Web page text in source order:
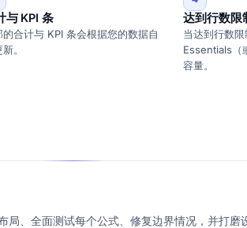
与 KPI 条
的合计与 KPI 条会根据您的数据自
。
达到行数限
当达到行数
Essentials（
容量。
、全面测试每个公式、修复边界情况，并打磨